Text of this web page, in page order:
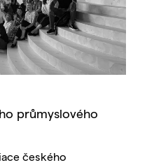
průmyslového
českého